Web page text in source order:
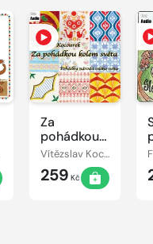
Za
pohádkou
kolem
světa
Vítězslav Kocourek
259 Kč